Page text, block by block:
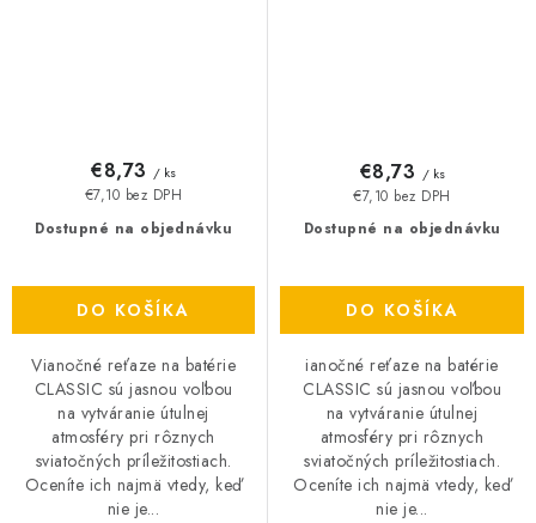
Dostupné na objednávku
€7,10 bez DPH
€8,73 / ks
DO KOŠÍKA
Vianočné reťaze na batérie
CLASSIC sú jasnou voľbou
na vytváranie útulnej
atmosféry pri rôznych
sviatočných príležitostiach.
Oceníte ich najmä vtedy, keď
nie je...
Dostupné na objednávku
€7,10 bez DPH
€8,73 / ks
DO KOŠÍKA
ianočné reťaze na batérie
CLASSIC sú jasnou voľbou
na vytváranie útulnej
atmosféry pri rôznych
sviatočných príležitostiach.
Oceníte ich najmä vtedy, keď
nie je...